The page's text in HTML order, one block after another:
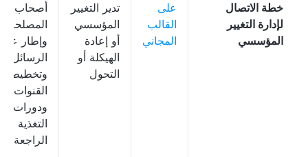
خطة الاتصال
لإدارة التغيير
المؤسسي
على
القالب
المجاني
تدير التغيير
المؤسسي
أو إعادة
الهيكلة أو
التحول
أصحاب
المصلحة،
وإطار
الرسائل،
وتخطيط
القنوات،
ودورات
التغذية
الراجعة